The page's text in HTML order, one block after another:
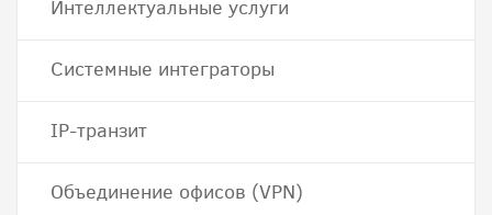
Интеллектуальные услуги
Системные интеграторы
IP-транзит
Объединение офисов (VPN)